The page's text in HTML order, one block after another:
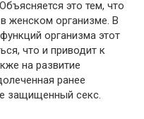
это тем, что
женском организме. В
организма этот
что и приводит к
на развитие
ранее
защищенный секс.